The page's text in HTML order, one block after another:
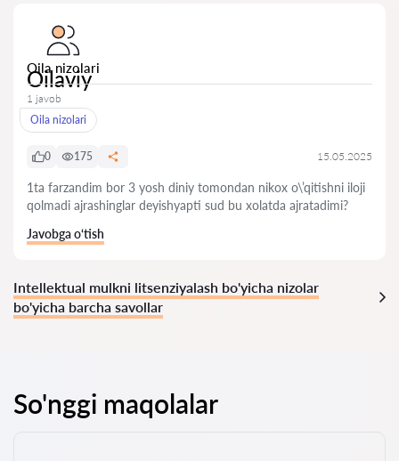
Oila nizolari
Oilaviy
1 javob
Oila nizolari
0 175 15.05.2025
1ta farzandim bor 3 yosh diniy tomondan nikox o\’qitishni iloji
qolmadi ajrashinglar deyishyapti sud bu xolatda ajratadimi?
Javobga o‘tish
Intellektual mulkni litsenziyalash bo'yicha nizolar
bo'yicha barcha savollar
So'nggi maqolalar